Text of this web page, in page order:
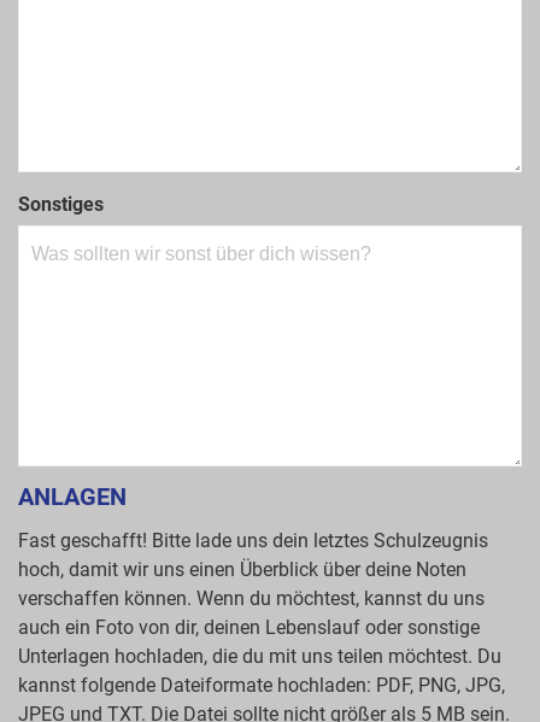
Sonstiges
ANLAGEN
Fast geschafft! Bitte lade uns dein letztes Schulzeugnis
hoch, damit wir uns einen Überblick über deine Noten
verschaffen können. Wenn du möchtest, kannst du uns
auch ein Foto von dir, deinen Lebenslauf oder sonstige
Unterlagen hochladen, die du mit uns teilen möchtest. Du
kannst folgende Dateiformate hochladen: PDF, PNG, JPG,
JPEG und TXT. Die Datei sollte nicht größer als 5 MB sein.